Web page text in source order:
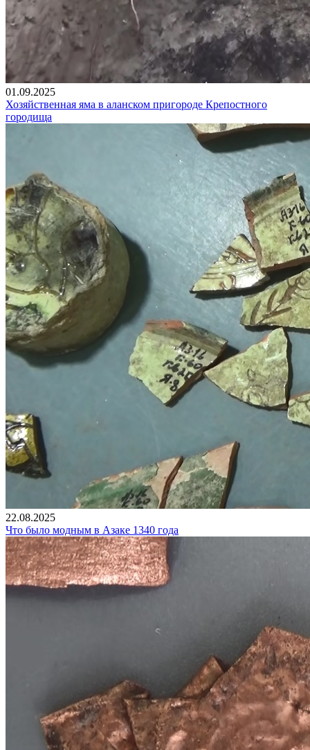
01.09.2025
Хозяйственная яма в аланском пригороде Крепостного
городища
22.08.2025
Что было модным в Азаке 1340 года